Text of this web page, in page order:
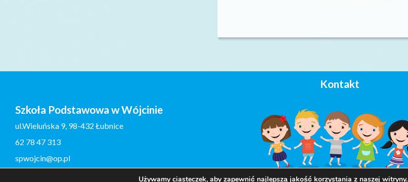
Kontakt
Szkoła Podstawowa w Wójcinie
ul.Wieluńska 9, 98-432 Łubnice
62 78 47 313
spwojcin@op.pl
Używamy ciasteczek, aby zapewnić najlepszą jakość korzystania z naszej witryny.